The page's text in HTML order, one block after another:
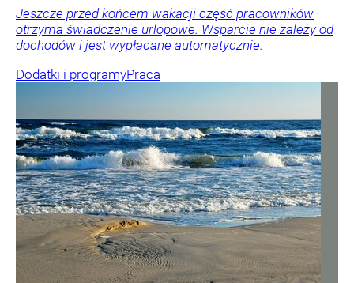
Jeszcze przed końcem wakacji część pracowników
otrzyma świadczenie urlopowe. Wsparcie nie zależy od
dochodów i jest wypłacane automatycznie.
Dodatki i programyPraca